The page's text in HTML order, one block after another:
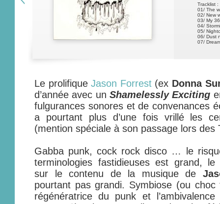
Tracklist :
01/ The
02/ New
03/ My
04/
05/
06/ Dust
07/
Le prolifiqueJason Forrest(ex Donna
d’année avec un Shamelessly Exciting
fulgurances sonores et de convenances
a pourtant plus d’une fois vrillé les
(mention spéciale à son passage lors des
Gabba punk, cock rock disco … le
terminologies fastidieuses est grand, le
sur le contenu de la musique de
pourtant pas grandi. Symbiose (ou
régénératrice du punk et